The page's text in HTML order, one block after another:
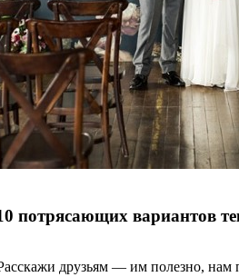
потрясающих вариантов
друзьям — им полезно, нам